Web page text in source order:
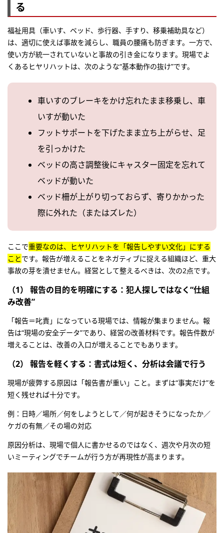
る
福祉用具（車いす、ベッド、歩行器、手すり、移乗補助具など）
は、適切に使えば事故を減らし、職員の腰痛も防ぎます。一方で、
使い方が統一されていないと事故の引き金になります。現場でよ
くあるヒヤリハットは、次のような“基本動作の抜け”です。
車いすのブレーキをかけ忘れたまま移乗し、車
いすが動いた
フットサポートを下げたまま立ち上がらせ、足
を引っかけた
ベッドの高さ調整後にキャスター固定を忘れて
ベッドが動いた
ベッド柵が上がり切っておらず、寄りかかった
際に外れた（またはズレた）
ここで重要なのは、ヒヤリハットを「報告しやすい文化」にする
ことです。報告が増えることをネガティブに捉える組織ほど、重大
事故の芽を潰せません。経営として整えるべきは、次の2点です。
（1） 報告の目的を明確にする：犯人探しではなく“仕組
み改善”
「報告＝叱責」になっている現場では、情報が集まりません。報
告は“現場の安全データ”であり、経営の改善材料です。報告件数が
増えることは、改善の入口が増えることでもあります。
（2） 報告を軽くする：書式は短く、分析は会議で行う
現場が疲弊する原因は「報告書が重い」こと。まずは“事実だけ”を
短く残せれば十分です。
例：日時／場所／何をしようとして／何が起きそうになったか／
ケガの有無／その場の対応
原因分析は、現場で個人に書かせるのではなく、週次や月次の短
いミーティングでチームが行う方が再現性が高まります。